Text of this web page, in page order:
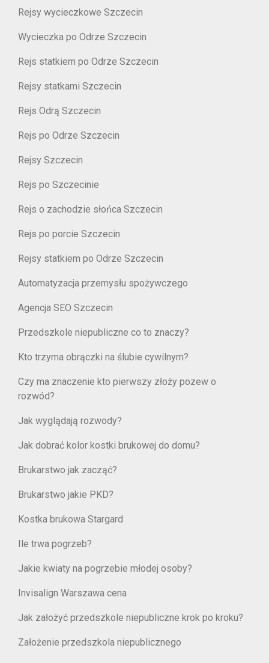
Rejsy wycieczkowe Szczecin
Wycieczka po Odrze Szczecin
Rejs statkiem po Odrze Szczecin
Rejsy statkami Szczecin
Rejs Odrą Szczecin
Rejs po Odrze Szczecin
Rejsy Szczecin
Rejs po Szczecinie
Rejs o zachodzie słońca Szczecin
Rejs po porcie Szczecin
Rejsy statkiem po Odrze Szczecin
Automatyzacja przemysłu spożywczego
Agencja SEO Szczecin
Przedszkole niepubliczne co to znaczy?
Kto trzyma obrączki na ślubie cywilnym?
Czy ma znaczenie kto pierwszy złoży pozew o
rozwód?
Jak wyglądają rozwody?
Jak dobrać kolor kostki brukowej do domu?
Brukarstwo jak zacząć?
Brukarstwo jakie PKD?
Kostka brukowa Stargard
Ile trwa pogrzeb?
Jakie kwiaty na pogrzebie młodej osoby?
Invisalign Warszawa cena
Jak założyć przedszkole niepubliczne krok po kroku?
Założenie przedszkola niepublicznego